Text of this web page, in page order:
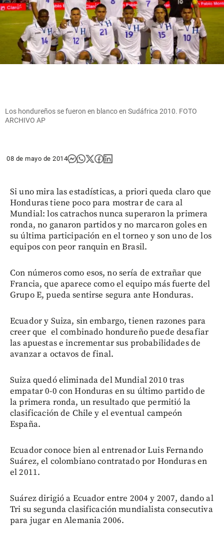
Los hondureños se fueron en blanco en Sudáfrica 2010. FOTO
ARCHIVO AP
08 de mayo de 2014
Si uno mira las estadísticas, a priori queda claro que
Honduras tiene poco para mostrar de cara al
Mundial: los catrachos nunca superaron la primera
ronda, no ganaron partidos y no marcaron goles en
su última participación en el torneo y son uno de los
equipos con peor ranquin en Brasil.
Con números como esos, no sería de extrañar que
Francia, que aparece como el equipo más fuerte del
Grupo E, pueda sentirse segura ante Honduras.
Ecuador y Suiza, sin embargo, tienen razones para
creer que el combinado hondureño puede desafiar
las apuestas e incrementar sus probabilidades de
avanzar a octavos de final.
Suiza quedó eliminada del Mundial 2010 tras
empatar 0-0 con Honduras en su último partido de
la primera ronda, un resultado que permitió la
clasificación de Chile y el eventual campeón
España.
Ecuador conoce bien al entrenador Luis Fernando
Suárez, el colombiano contratado por Honduras en
el 2011.
Suárez dirigió a Ecuador entre 2004 y 2007, dando al
Tri su segunda clasificación mundialista consecutiva
para jugar en Alemania 2006.